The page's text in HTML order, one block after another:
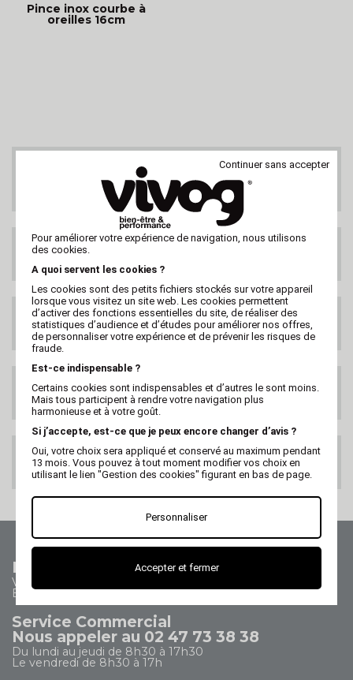
Pince inox courbe à
oreilles 16cm
SERVICE CLIENTS
Au 02 47 73 38 38
ou par email
LIVRAISON GRATUITE
LIVRAISON PARTOUT
DANS LE MONDE
SATISFAIT OU
REMBOURSE
PAIEMENT 100%
SECURISE
Nous contacter
Vos questions - nos réponses
Besoin d'aide ?
Service Commercial
Nous appeler au 02 47 73 38 38
Du lundi au jeudi de 8h30 à 17h30
Le vendredi de 8h30 à 17h
Continuer sans accepter
Pour améliorer votre expérience de navigation, nous utilisons
des cookies.
A quoi servent les cookies ?
Les cookies sont des petits fichiers stockés sur votre appareil
lorsque vous visitez un site web. Les cookies permettent
d’activer des fonctions essentielles du site, de réaliser des
statistiques d’audience et d’études pour améliorer nos offres,
de personnaliser votre expérience et de prévenir les risques de
fraude.
Est-ce indispensable ?
Certains cookies sont indispensables et d’autres le sont moins.
Mais tous participent à rendre votre navigation plus
harmonieuse et à votre goût.
Si j’accepte, est-ce que je peux encore changer d’avis ?
Oui, votre choix sera appliqué et conservé au maximum pendant
13 mois. Vous pouvez à tout moment modifier vos choix en
utilisant le lien "Gestion des cookies" figurant en bas de page.
Personnaliser
Accepter et fermer